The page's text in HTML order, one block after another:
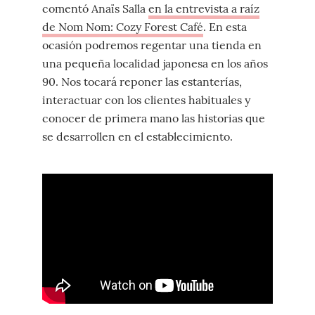
comentó Anaïs Salla en la entrevista a raíz
de Nom Nom: Cozy Forest Café. En esta
ocasión podremos regentar una tienda en
una pequeña localidad japonesa en los años
90. Nos tocará reponer las estanterías,
interactuar con los clientes habituales y
conocer de primera mano las historias que
se desarrollen en el establecimiento.